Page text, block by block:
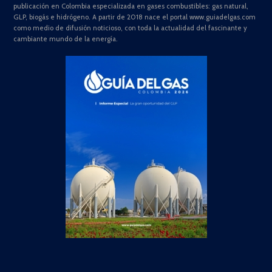
publicación en Colombia especializada en gases combustibles: gas natural,
GLP, biogás e hidrógeno. A partir de 2018 nace el portal www.guiadelgas.com
como medio de difusión noticioso, con toda la actualidad del fascinante y
cambiante mundo de la energía.